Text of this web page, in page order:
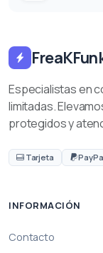
Especialistas en
limitadas.
protegidos y
Tarjeta
INFORMACIÓN
Contacto